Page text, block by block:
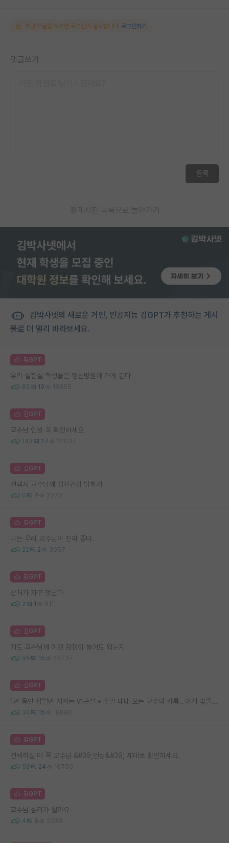
해당 댓글을 보려면 로그인이 필요합니다. 로그인하기
댓글쓰기
등록
게시판 목록으로 돌아가기
김박사넷의 새로운 거인, 인공지능 김GPT가 추천하는 게시
물로 더 멀리 바라보세요.
김GPT
우리 실험실 학생들은 정신병원에 가게 된다
82 19 18956
김GPT
교수님 인성 꼭 확인하세요
143 27 22037
김GPT
컨택시 교수님께 정신건강 밝히기
0 7 2070
김GPT
나는 우리 교수님이 진짜 좋다.
22 2 3957
김GPT
상처가 자꾸 덧난다
2 1 911
김GPT
지도 교수님께 이런 감정이 들어도 되는지
95 15 23737
김GPT
1년 동안 잡일만 시키는 연구실 + 주말 내내 오는 교수의 카톡.. 이게 맞을까요
34 15 18880
김GPT
컨택하실 때 꼭 교수님 &#39;인성&#39; 제대로 확인하세요.
58 24 16750
김GPT
교수님 심리가 뭘까요
4 6 2039